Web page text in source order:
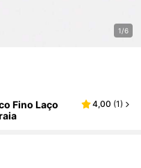
1/6
Fino Laço
4,00 (1)